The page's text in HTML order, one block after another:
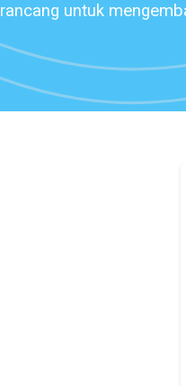
untuk